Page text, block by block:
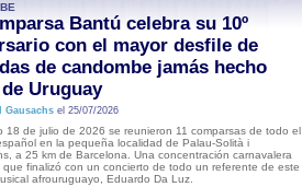
Bantú celebra su 10º
con el mayor desfile de
de candombe jamás hecho
Uruguay
Gausachsel 25/07/2026
18 de julio de 2026 se reunieron 11 comparsas de todo el
en la pequeña localidad de Palau-Solità i
a 25 km de Barcelona. Una concentración carnavalera
que finalizó con un concierto de todo un referente de este
afrouruguayo, Eduardo Da Luz.